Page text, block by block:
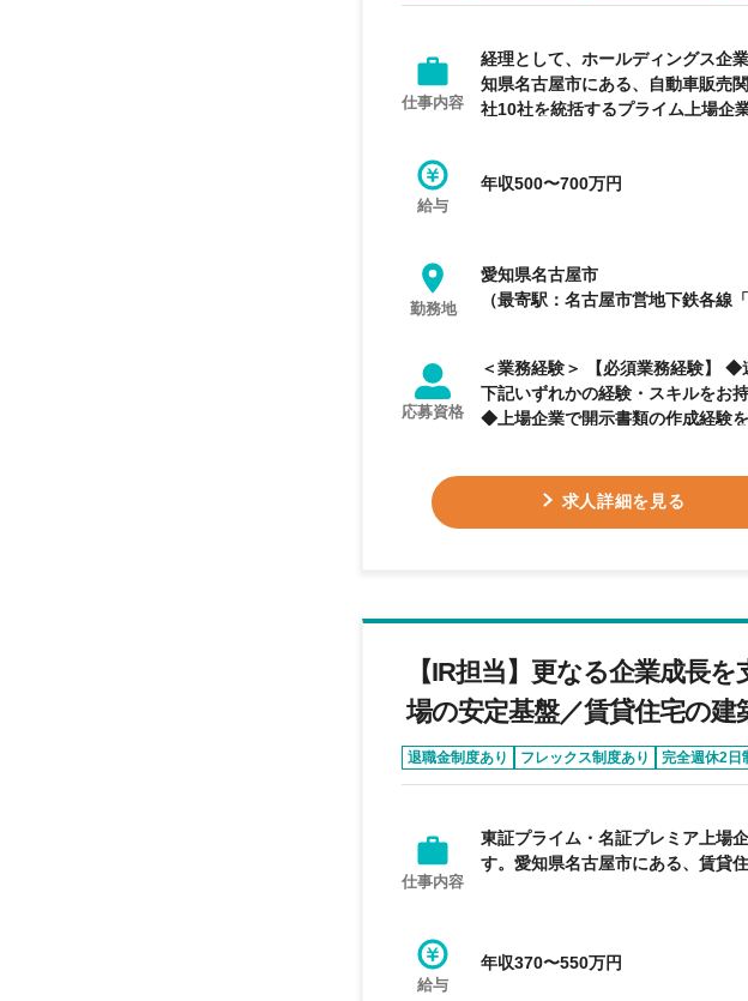
仕事内容
経理として、ホールディングス企
知県名古屋市にある、自動車販売
社10社を統括するプライム上場企
給与
年収500〜700万円
勤務地
愛知県名古屋市
（最寄駅：名古屋市営地下鉄各線
応募資格
＜業務経験＞ 【必須業務経験】 ◆連結決
下記いずれかの経験・スキルをお
◆上場企業で開示書類の作成経験を
もって素早く行動し、自らチャン
求人詳細を見る
【IR担当】更なる企業成長
場の安定基盤／賃貸住宅の
退職金制度あり フレックス制度あり 完全週休2日
仕事内容
東証プライム・名証プレミア上場
す。愛知県名古屋市にある、賃貸
給与
年収370〜550万円